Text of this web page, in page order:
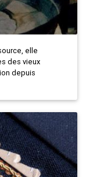
elle
des vieux
depuis